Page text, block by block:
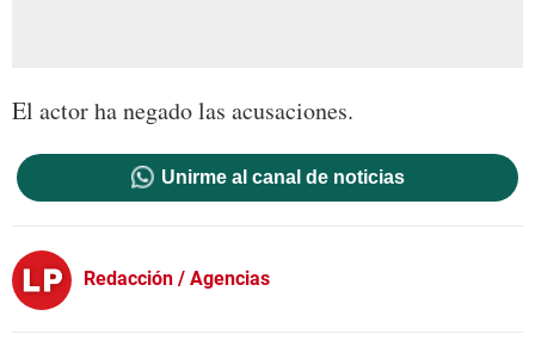
El actor ha negado las acusaciones.
Unirme al canal de noticias
Redacción / Agencias